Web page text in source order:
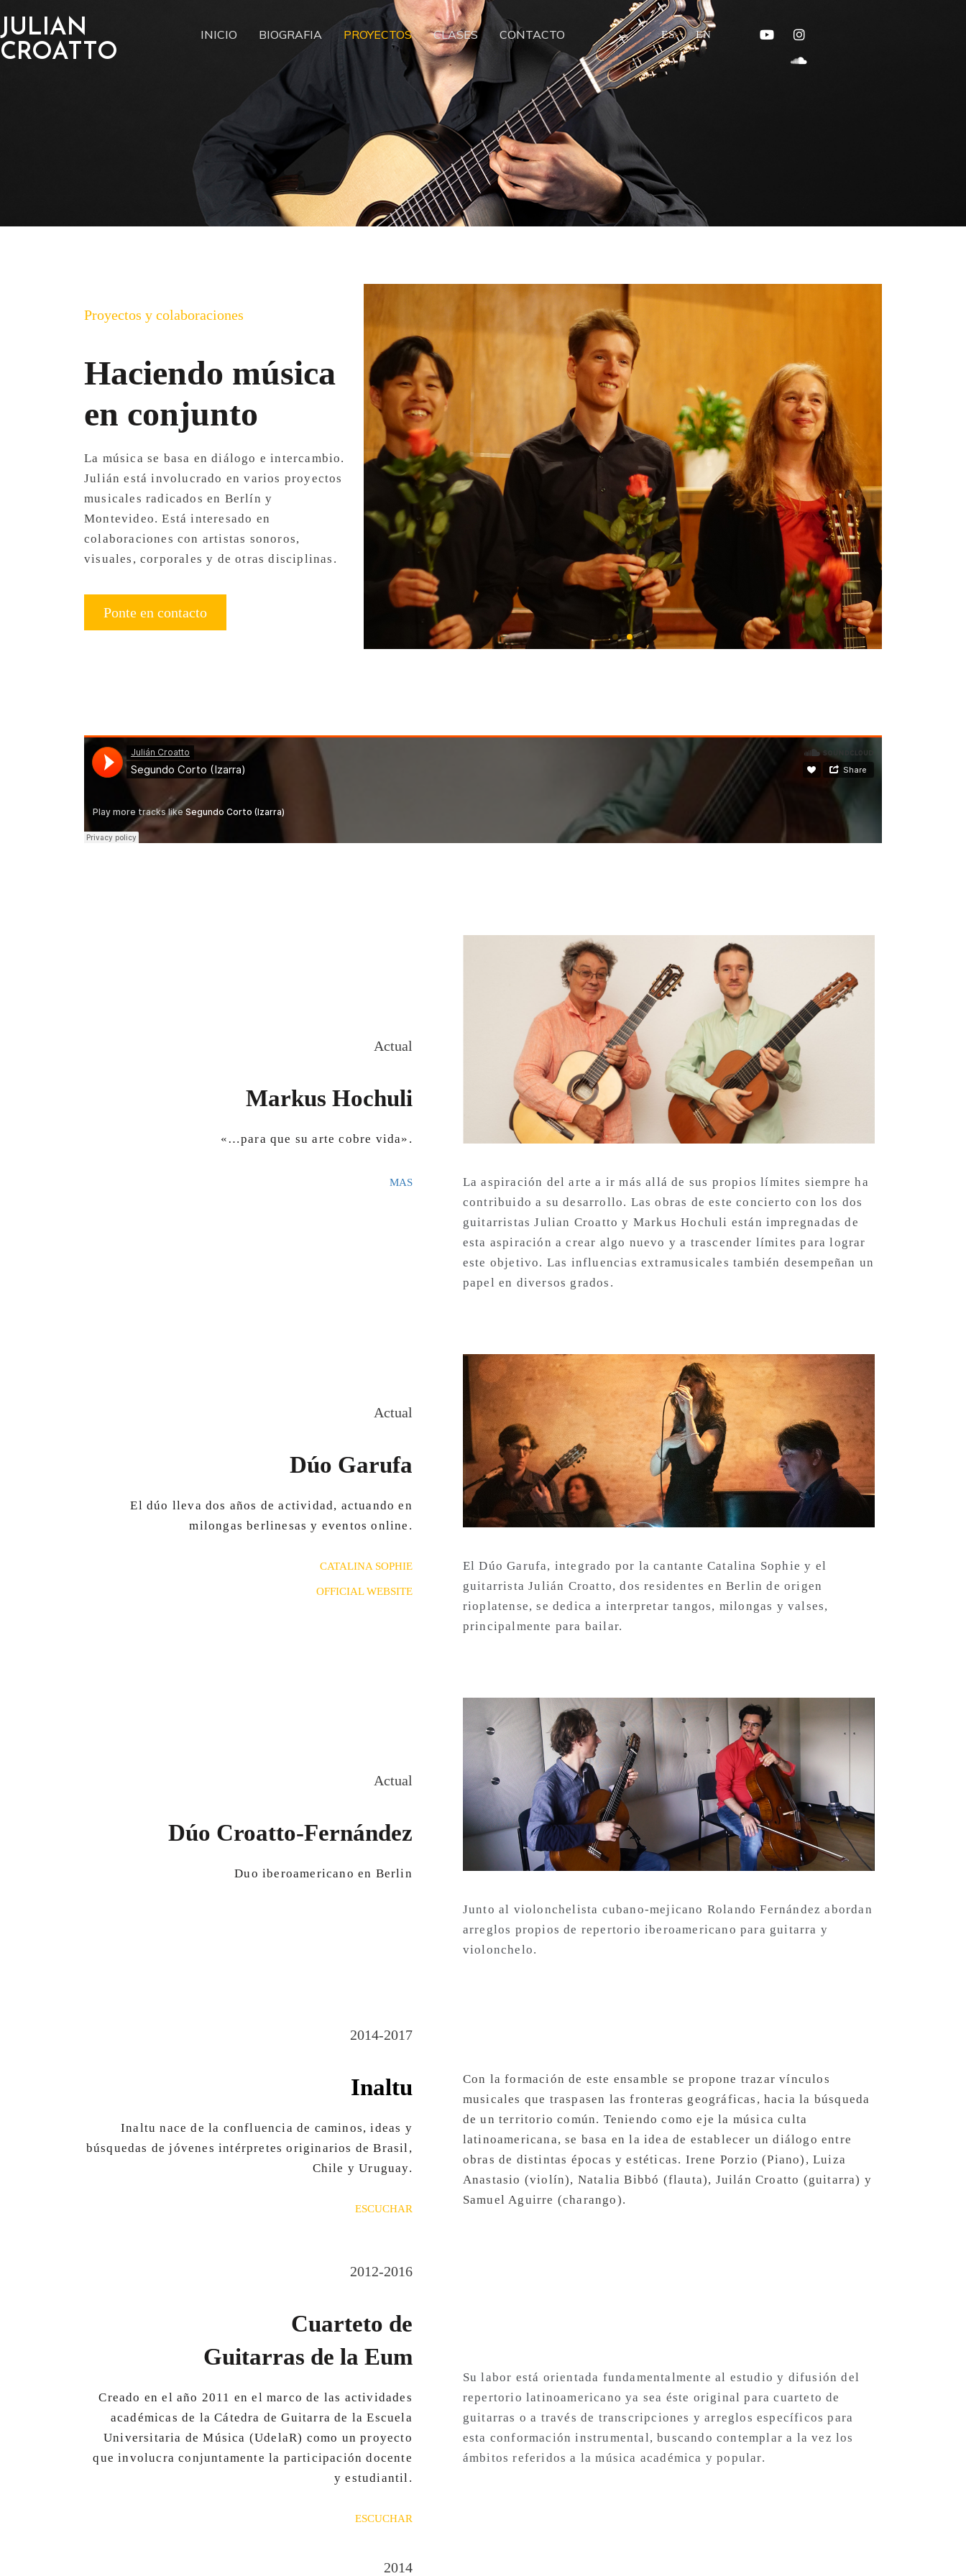
JULIAN
CROATTO
INICIO BIOGRAFIA PROYECTOS CLASES CONTACTO ES EN
Proyectos y colaboraciones
Haciendo música
en conjunto
La música se basa en diálogo e intercambio.
Julián está involucrado en varios proyectos
musicales radicados en Berlín y
Montevideo. Está interesado en
colaboraciones con artistas sonoros,
visuales, corporales y de otras disciplinas.
Ponte en contacto
Actual
Markus Hochuli
«…para que su arte cobre vida».
MAS
La aspiración del arte a ir más allá de sus propios límites siempre ha
contribuido a su desarrollo. Las obras de este concierto con los dos
guitarristas Julian Croatto y Markus Hochuli están impregnadas de
esta aspiración a crear algo nuevo y a trascender límites para lograr
este objetivo. Las influencias extramusicales también desempeñan un
papel en diversos grados.
Actual
Dúo Garufa
El dúo lleva dos años de actividad, actuando en
milongas berlinesas y eventos online.
CATALINA SOPHIE
OFFICIAL WEBSITE
El Dúo Garufa, integrado por la cantante Catalina Sophie y el
guitarrista Julián Croatto, dos residentes en Berlin de origen
rioplatense, se dedica a interpretar tangos, milongas y valses,
principalmente para bailar.
Actual
Dúo Croatto-Fernández
Duo iberoamericano en Berlin
Junto al violonchelista cubano-mejicano Rolando Fernández abordan
arreglos propios de repertorio iberoamericano para guitarra y
violonchelo.
2014-2017
Inaltu
Inaltu nace de la confluencia de caminos, ideas y
búsquedas de jóvenes intérpretes originarios de Brasil,
Chile y Uruguay.
ESCUCHAR
Con la formación de este ensamble se propone trazar vínculos
musicales que traspasen las fronteras geográficas, hacia la búsqueda
de un territorio común. Teniendo como eje la música culta
latinoamericana, se basa en la idea de establecer un diálogo entre
obras de distintas épocas y estéticas. Irene Porzio (Piano), Luiza
Anastasio (violín), Natalia Bibbó (flauta), Juilán Croatto (guitarra) y
Samuel Aguirre (charango).
2012-2016
Cuarteto de
Guitarras de la Eum
Creado en el año 2011 en el marco de las actividades
académicas de la Cátedra de Guitarra de la Escuela
Universitaria de Música (UdelaR) como un proyecto
que involucra conjuntamente la participación docente
y estudiantil.
ESCUCHAR
Su labor está orientada fundamentalmente al estudio y difusión del
repertorio latinoamericano ya sea éste original para cuarteto de
guitarras o a través de transcripciones y arreglos específicos para
esta conformación instrumental, buscando contemplar a la vez los
ámbitos referidos a la música académica y popular.
2014